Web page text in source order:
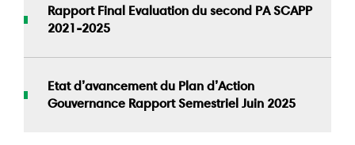
Rapport Final Evaluation du second PA SCAPP
2021-2025
Etat d’avancement du Plan d’Action
Gouvernance Rapport Semestriel Juin 2025